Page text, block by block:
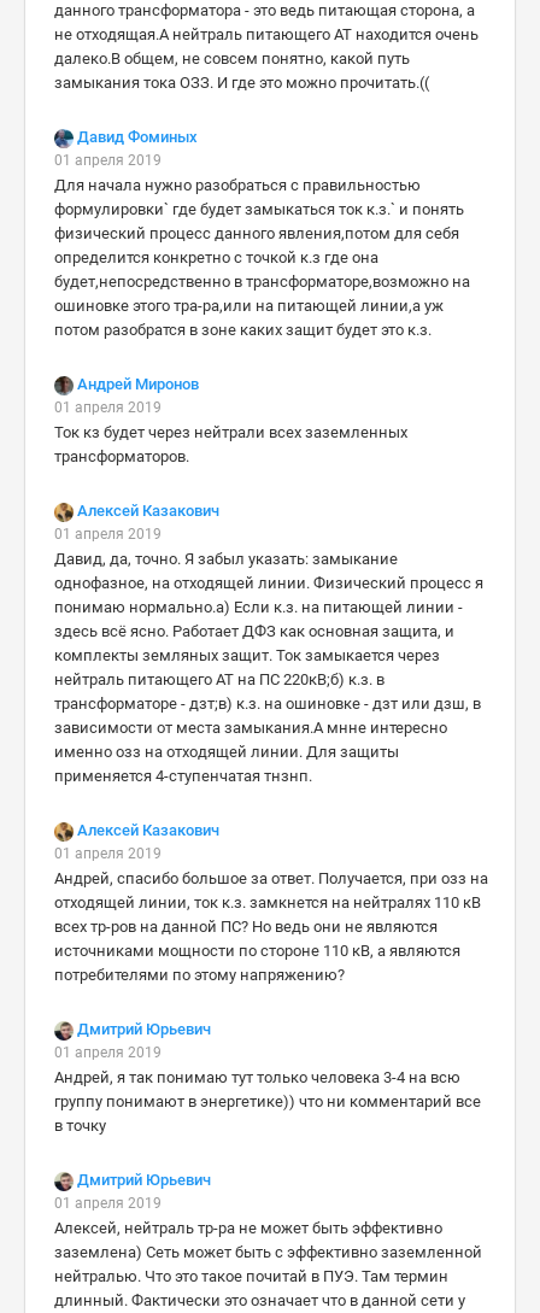
данного трансформатора - это ведь питающая сторона, а
не отходящая.А нейтраль питающего АТ находится очень
далеко.В общем, не совсем понятно, какой путь
замыкания тока ОЗЗ. И где это можно прочитать.((
Давид Фоминых
01 апреля 2019
Для начала нужно разобраться с правильностью
формулировки` где будет замыкаться ток к.з.` и понять
физический процесс данного явления,потом для себя
определится конкретно с точкой к.з где она
будет,непосредственно в трансформаторе,возможно на
ошиновке этого тра-ра,или на питающей линии,а уж
потом разобратся в зоне каких защит будет это к.з.
Андрей Миронов
01 апреля 2019
Ток кз будет через нейтрали всех заземленных
трансформаторов.
Алексей Казакович
01 апреля 2019
Давид, да, точно. Я забыл указать: замыкание
однофазное, на отходящей линии. Физический процесс я
понимаю нормально.а) Если к.з. на питающей линии -
здесь всё ясно. Работает ДФЗ как основная защита, и
комплекты земляных защит. Ток замыкается через
нейтраль питающего АТ на ПС 220кВ;б) к.з. в
трансформаторе - дзт;в) к.з. на ошиновке - дзт или дзш, в
зависимости от места замыкания.А мнне интересно
именно озз на отходящей линии. Для защиты
применяется 4-ступенчатая тнзнп.
Алексей Казакович
01 апреля 2019
Андрей, спасибо большое за ответ. Получается, при озз на
отходящей линии, ток к.з. замкнется на нейтралях 110 кВ
всех тр-ров на данной ПС? Но ведь они не являются
источниками мощности по стороне 110 кВ, а являются
потребителями по этому напряжению?
Дмитрий Юрьевич
01 апреля 2019
Андрей, я так понимаю тут только человека 3-4 на всю
группу понимают в энергетике)) что ни комментарий все
в точку
Дмитрий Юрьевич
01 апреля 2019
Алексей, нейтраль тр-ра не может быть эффективно
заземлена) Сеть может быть с эффективно заземленной
нейтралью. Что это такое почитай в ПУЭ. Там термин
длинный. Фактически это означает что в данной сети у